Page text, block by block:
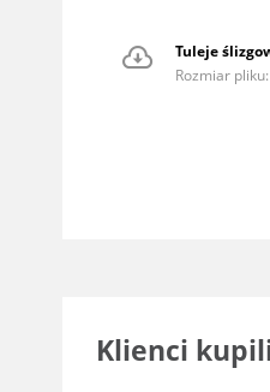
Tuleje
Rozmiar
Klienci